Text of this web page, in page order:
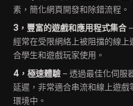
素，簡化網頁開發和除錯流程。
3，豐富的遊戲和應用程式集合
經常在受限網絡上被阻擋的線
合學生和遊戲玩家使用。
4，極速體驗 – 透過最佳化伺服
延遲，非常適合串流和線上遊
環境中。